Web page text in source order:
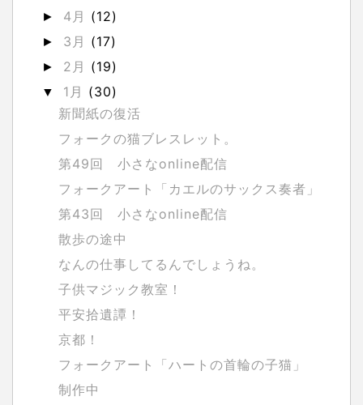
► 4月 (12)
► 3月 (17)
► 2月 (19)
▼ 1月 (30)
新聞紙の復活
フォークの猫ブレスレット。
第49回 小さなonline配信
フォークアート「カエルのサックス奏者」
第43回 小さなonline配信
散歩の途中
なんの仕事してるんでしょうね。
子供マジック教室！
平安拾遺譚！
京都！
フォークアート「ハートの首輪の子猫」
制作中